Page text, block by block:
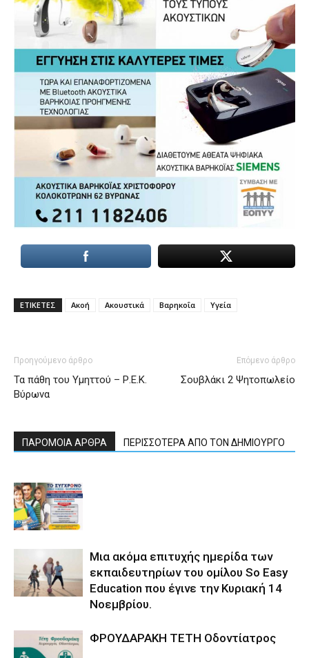
ΕΤΙΚΕΤΕΣ Ακοή Ακουστικά Βαρηκοΐα Υγεία
Προηγούμενο άρθρο
Τα πάθη του Υμηττού – Ρ.Ε.Κ.
Βύρωνα
Επόμενο άρθρο
Σουβλάκι 2 Ψητοπωλείο
ΠΑΡΟΜΟΙΑ ΑΡΘΡΑ ΠΕΡΙΣΣΟΤΕΡΑ ΑΠΟ ΤΟΝ ΔΗΜΙΟΥΡΓΟ
Μια ακόμα επιτυχής ημερίδα των
εκπαιδευτηρίων του ομίλου So Easy
Εducation που έγινε την Κυριακή 14
Νοεμβρίου.
ΦΡΟΥΔΑΡΑΚΗ ΤΕΤΗ Οδοντίατρος